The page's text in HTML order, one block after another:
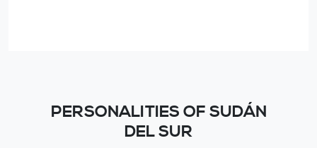
PERSONALITIES OF SUDÁN
DEL SUR